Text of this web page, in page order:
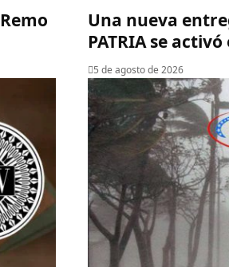
Una nueva
PATRIA se
5 de agosto de 2026